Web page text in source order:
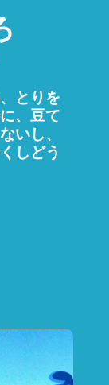
とりを
、豆て
いし、
しどう